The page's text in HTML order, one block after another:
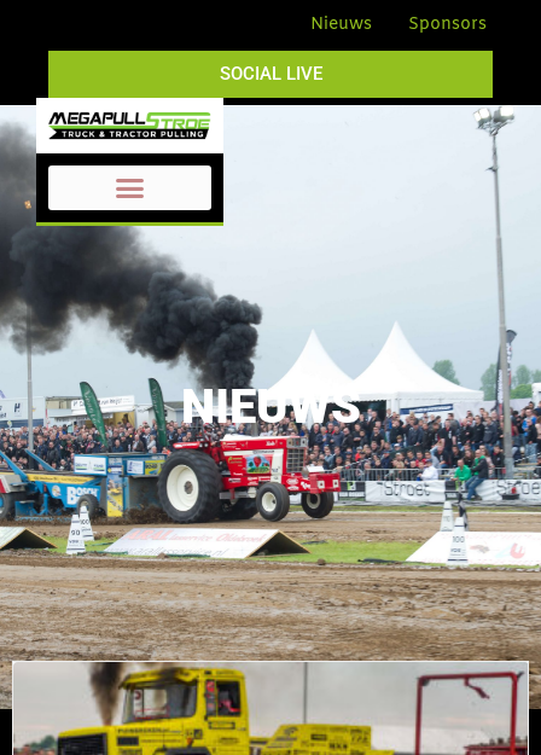
Nieuws Sponsors
SOCIAL LIVE
NIEUWS